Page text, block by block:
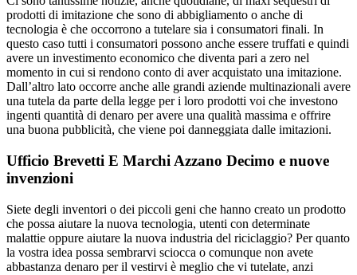
prodotti di imitazione che sono di abbigliamento o anche di
tecnologia è che occorrono a tutelare sia i consumatori finali. In
questo caso tutti i consumatori possono anche essere truffati e quindi
avere un investimento economico che diventa pari a zero nel
momento in cui si rendono conto di aver acquistato una imitazione.
Dall’altro lato occorre anche alle grandi aziende multinazionali avere
una tutela da parte della legge per i loro prodotti voi che investono
ingenti quantità di denaro per avere una qualità massima e offrire
una buona pubblicità, che viene poi danneggiata dalle imitazioni.
Ufficio Brevetti E Marchi Azzano Decimo e nuove
invenzioni
Siete degli inventori o dei piccoli geni che hanno creato un prodotto
che possa aiutare la nuova tecnologia, utenti con determinate
malattie oppure aiutare la nuova industria del riciclaggio? Per quanto
la vostra idea possa sembrarvi sciocca o comunque non avete
abbastanza denaro per il vestirvi è meglio che vi tutelate, anzi